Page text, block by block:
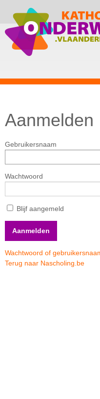
Aanmelden
Gebruikersnaam
Wachtwoord
Blijf aangemeld
Wachtwoord of
Terug naar Nascholing.be